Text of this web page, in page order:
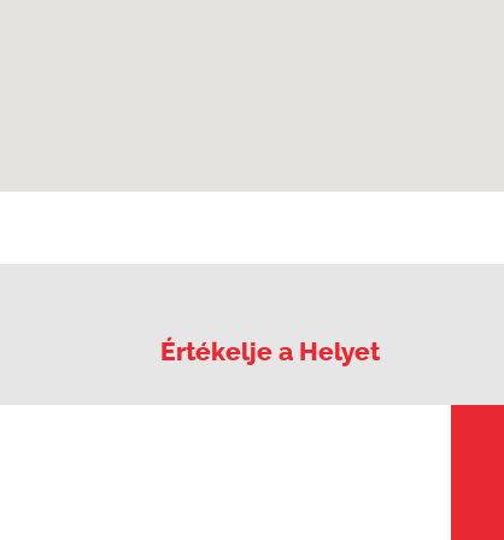
Értékelje a Helyet